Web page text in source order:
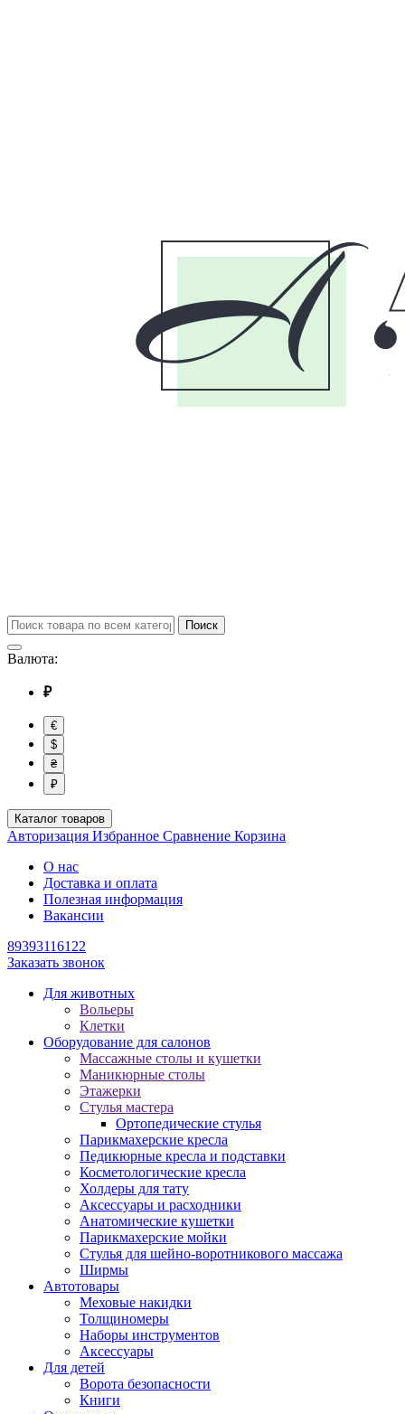
Поиск
Валюта:
₽
€
$
₴
₽
Каталог товаров
Авторизация Избранное Сравнение Корзина
О нас
Доставка и оплата
Полезная информация
Вакансии
89393116122
Заказать звонок
Для животных
Вольеры
Клетки
Оборудование для салонов
Массажные столы и кушетки
Маникюрные столы
Этажерки
Стулья мастера
Ортопедические стулья
Парикмахерские кресла
Педикюрные кресла и подставки
Косметологические кресла
Холдеры для тату
Аксессуары и расходники
Анатомические кушетки
Парикмахерские мойки
Стулья для шейно-воротникового массажа
Ширмы
Автотовары
Меховые накидки
Толщиномеры
Наборы инструментов
Аксессуары
Для детей
Ворота безопасности
Книги